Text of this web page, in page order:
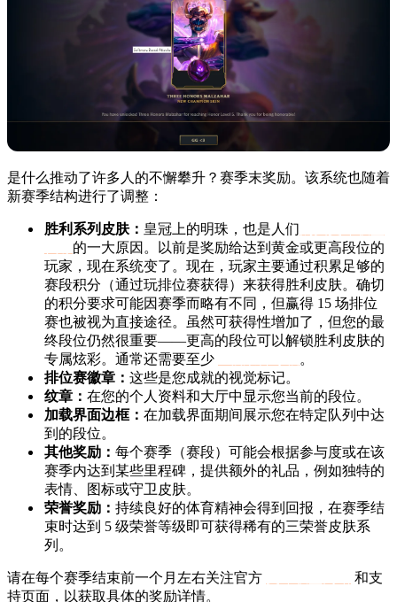
是什么推动了许多人的不懈攀升？赛季末奖励。该系统也随着
新赛季结构进行了调整：
胜利系列皮肤： 皇冠上的明珠，也是人们
的一大原因。以前是奖励给达到黄金或更高段位的
玩家，现在系统变了。现在，玩家主要通过积累足够的
赛段积分（通过玩排位赛获得）来获得胜利皮肤。确切
的积分要求可能因赛季而略有不同，但赢得 15 场排位
赛也被视为直接途径。虽然可获得性增加了，但您的最
终段位仍然很重要——更高的段位可以解锁胜利皮肤的
专属炫彩。通常还需要至少
。
排位赛徽章： 这些是您成就的视觉标记。
纹章： 在您的个人资料和大厅中显示您当前的段位。
加载界面边框： 在加载界面期间展示您在特定队列中达
到的段位。
其他奖励： 每个赛季（赛段）可能会根据参与度或在该
赛季内达到某些里程碑，提供额外的礼品，例如独特的
表情、图标或守卫皮肤。
荣誉奖励： 持续良好的体育精神会得到回报，在赛季结
束时达到 5 级荣誉等级即可获得稀有的三荣誉皮肤系
列。
请在每个赛季结束前一个月左右关注官方
和支
持页面，以获取具体的奖励详情。